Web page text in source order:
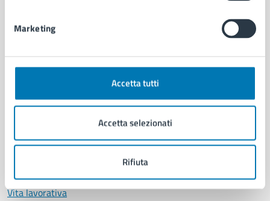
Marketing
Accetta tutti
Accetta selezionati
Rifiuta
CATEGORIE DI SERVIZIO
Documenti e certificati
Educazione e formazione
Giustizia e sicurezza pubblica
Imprese e commercio
Salute, benessere e assistenza
Servizi Cimiteriali
Vita lavorativa